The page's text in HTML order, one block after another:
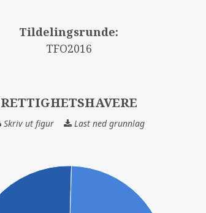
Tildelingsrunde:
TFO2016
RETTIGHETSHAVERE
Skriv ut figur Last ned grunnlag